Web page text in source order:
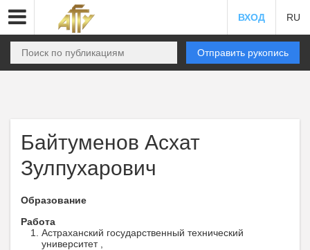
ВХОД RU
Отправить рукопись
Байтуменов Асхат
Зулпухарович
Образование
Работа
Астраханский государственный технический
университет ,